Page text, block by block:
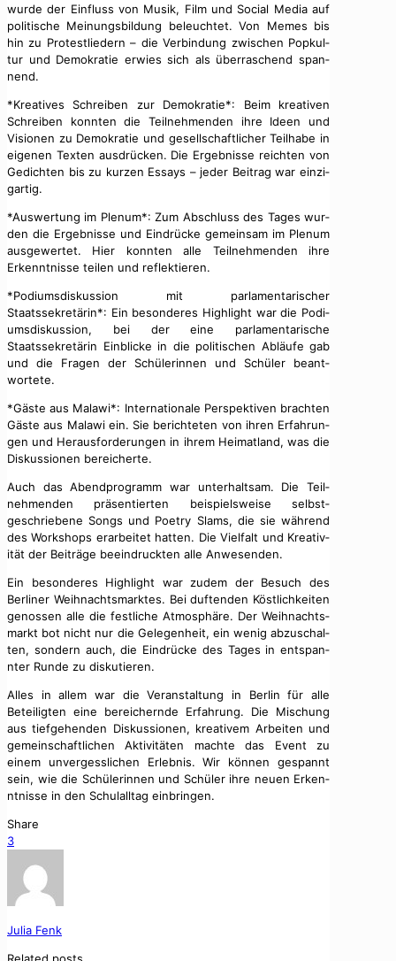
wurde der Ein­fluss von Musik, Film und Social Media auf
poli­tis­che Mei­n­ungs­bil­dung beleuchtet. Von Memes bis
hin zu Protestliedern – die Verbindung zwis­chen Pop­kul­
tur und Demokratie erwies sich als über­raschend span­
nend.
*Kreatives Schreiben zur Demokratie*: Beim kreativ­en
Schreiben kon­nten die Teil­nehmenden ihre Ideen und
Visio­nen zu Demokratie und gesellschaftlich­er Teil­habe in
eige­nen Tex­ten aus­drück­en. Die Ergeb­nisse reicht­en von
Gedicht­en bis zu kurzen Essays – jed­er Beitrag war einzi­
gar­tig.
*Auswer­tung im Plenum*: Zum Abschluss des Tages wur­
den die Ergeb­nisse und Ein­drücke gemein­sam im Plenum
aus­gew­ertet. Hier kon­nten alle Teil­nehmenden ihre
Erken­nt­nisse teilen und reflek­tieren.
*Podi­ums­diskus­sion mit par­la­men­tarisch­er
Staatssekretärin*: Ein beson­deres High­light war die Podi­
ums­diskus­sion, bei der eine par­la­men­tarische
Staatssekretärin Ein­blicke in die poli­tis­chen Abläufe gab
und die Fra­gen der Schü­lerin­nen und Schüler beant­
wortete.
*Gäste aus Malawi*: Inter­na­tionale Per­spek­tiv­en bracht­en
Gäste aus Malawi ein. Sie berichteten von ihren Erfahrun­
gen und Her­aus­forderun­gen in ihrem Heimat­land, was die
Diskus­sio­nen bere­icherte.
Auch das Abend­pro­gramm war unter­halt­sam. Die Teil­
nehmenden präsen­tierten beispiel­sweise selb­st­
geschriebene Songs und Poet­ry Slams, die sie während
des Work­shops erar­beit­et hat­ten. Die Vielfalt und Kreativ­
ität der Beiträge beein­druck­ten alle Anwe­senden.
Ein beson­deres High­light war zudem der Besuch des
Berlin­er Wei­h­nachts­mark­tes. Bei duf­ten­den Köstlichkeit­en
genossen alle die fes­tliche Atmo­sphäre. Der Wei­h­nachts­
markt bot nicht nur die Gele­gen­heit, ein wenig abzuschal­
ten, son­dern auch, die Ein­drücke des Tages in entspan­
nter Runde zu disku­tieren.
Alles in allem war die Ver­anstal­tung in Berlin für alle
Beteiligten eine bere­ich­ernde Erfahrung. Die Mis­chung
aus tiefge­hen­den Diskus­sio­nen, kreativem Arbeit­en und
gemein­schaftlichen Aktiv­itäten machte das Event zu
einem unvergesslichen Erleb­nis. Wir kön­nen ges­pan­nt
sein, wie die Schü­lerin­nen und Schüler ihre neuen Erken­
nt­nisse in den Schu­lall­t­ag ein­brin­gen.
Share
3
Julia Fenk
Related posts